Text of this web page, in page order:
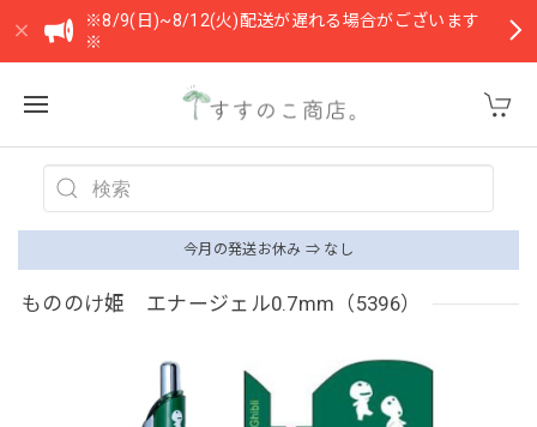
※8/9(日)~8/12(火)配送が遅れる場合がございます
※
今月の発送お休み ⇒ なし
もののけ姫 エナージェル0.7mm（5396）